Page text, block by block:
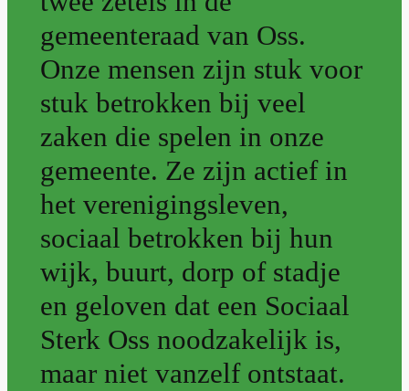
gemeenteraad van Oss.
Onze mensen zijn stuk voor
stuk betrokken bij veel
zaken die spelen in onze
gemeente. Ze zijn actief in
het verenigingsleven,
sociaal betrokken bij hun
wijk, buurt, dorp of stadje
en geloven dat een Sociaal
Sterk Oss noodzakelijk is,
maar niet vanzelf ontstaat.